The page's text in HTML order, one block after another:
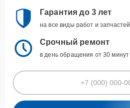
Гарантия до 3 лет
на все виды работ и запчастей
Срочный ремонт
в день обращения от 30 минут